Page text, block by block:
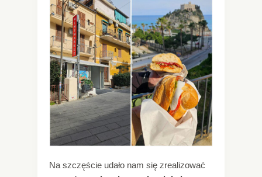
Na szczęście udało nam się zrealizować